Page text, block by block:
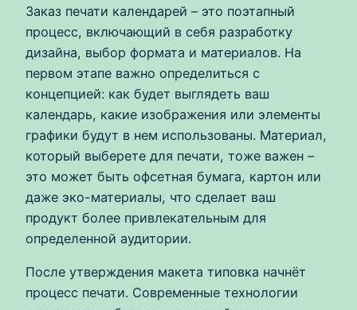
Заказ печати календарей – это поэтапный
процесс, включающий в себя разработку
дизайна, выбор формата и материалов. На
первом этапе важно определиться с
концепцией: как будет выглядеть ваш
календарь, какие изображения или элементы
графики будут в нем использованы. Материал,
который выберете для печати, тоже важен –
это может быть офсетная бумага, картон или
даже эко-материалы, что сделает ваш
продукт более привлекательным для
определенной аудитории.
После утверждения макета типовка начнёт
процесс печати. Современные технологии